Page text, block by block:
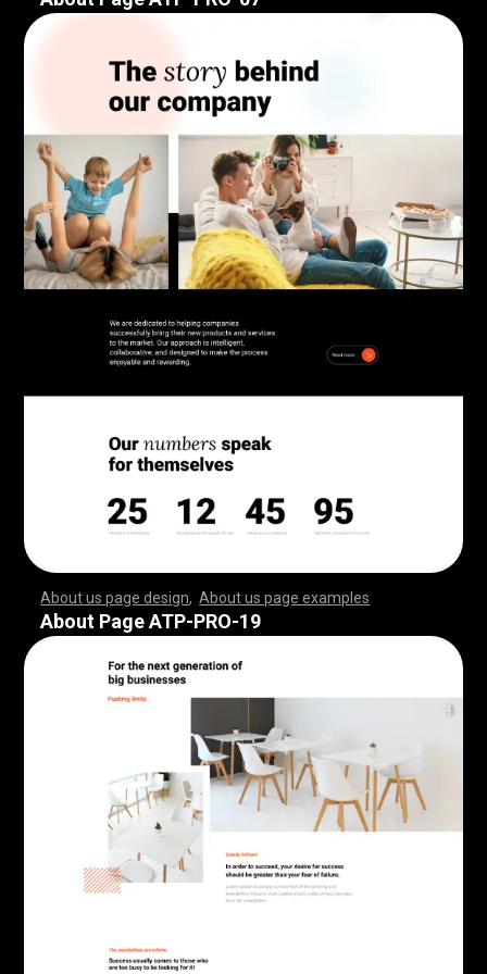
About us page design ,About us page examples
,,,,,,,,,,,,,,,,,,,,,,,, ,,,,,,,,,,,,,,,,,,,,,,,,,,,
,,,,,,,,,,,,,,,,,,,,,,,, ,,,,,,,,,,,,,,,,,,,,,,,,,,,
,,,,,,,,,,,,,,,,,,,,,,,, ,,,,,,,,,,,,,,,,,,,,,,,,,,,
,,,,,,,,,,,,,,,,,,,,,,,, ,,,,,,,,,,,,,,,,,,,,,,,,,,,
,,,,,,,,,,,,,,,,,,,,,,,, ,,,,,,,,,,,,,,,,,,,,,,,,,,,
,,,,,,,,,,,,,,,,,,,,,,,, ,,,,,,,,,,,,,,,,,,,,,,,,,,,
,,,,,,,,,,,,,,,,,,,,,,,, ,,,,,,,,,,,,,,,,,,,,,,,,,,,
,,,,,,,,,,,,,,,,,,,,,,,, ,,,,,,,,,,,,
About Page ATP-PRO-19